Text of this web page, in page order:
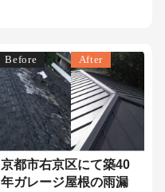
Before After
京都市右京区にて築40
年ガレージ屋根の雨漏